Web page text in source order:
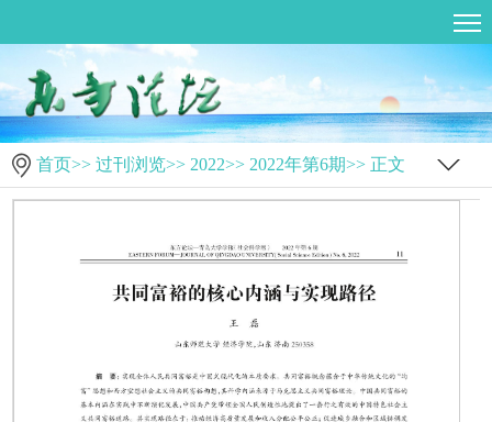
首页>> 过刊浏览>> 2022>> 2022年第6期>> 正文